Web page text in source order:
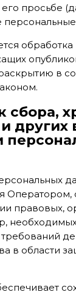
просьбе
в
сбора,
других
Оператором,
правовых,
в области